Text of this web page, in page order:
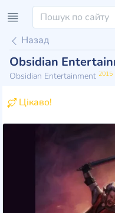
Назад
Obsidian
Obsidian Entertainment 2015
Цікаво!